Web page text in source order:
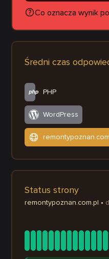
Co oznacza wynik
Średni czas
PHP
WordPress
Status strony
remontypoznan.com.pl •